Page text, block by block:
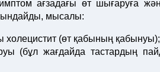
ағзадағы өт шығаруға
мысалы:
холецистит (өт қабының қабынуы);
(бұл жағдайда тастардың